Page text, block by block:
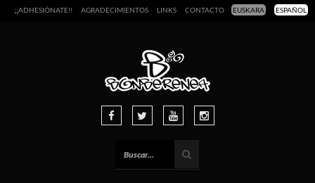
EUSKARA ESPAÑOL
¡¡ADHESIÓNATE!! AGRADECIMIENTOS LINKS CONTACTO